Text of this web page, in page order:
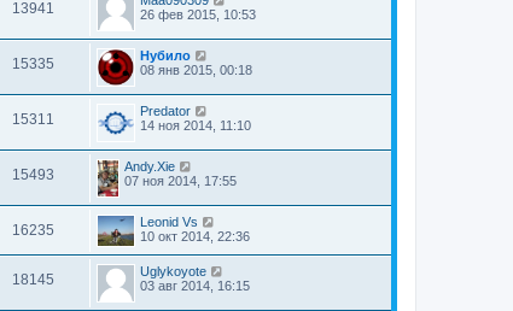
13941
26 фев 2015, 10:53
15335
Нубило
08 янв 2015, 00:18
15311
Predator
14 ноя 2014, 11:10
15493
Andy.Xie
07 ноя 2014, 17:55
16235
Leonid Vs
10 окт 2014, 22:36
18145
Uglykoyote
03 авг 2014, 16:15